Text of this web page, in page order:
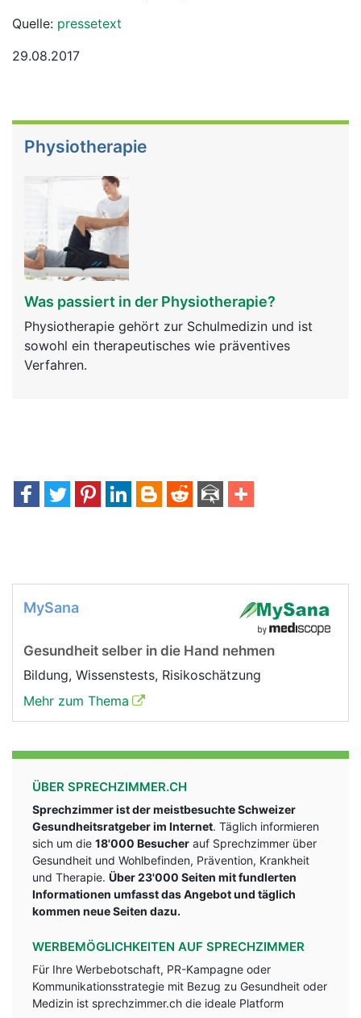
Quelle: pressetext
29.08.2017
Physiotherapie
Was passiert in der Physiotherapie?
Physiotherapie gehört zur Schulmedizin und ist
sowohl ein therapeutisches wie präventives
Verfahren.
MySana
Gesundheit selber in die Hand nehmen
Bildung, Wissenstests, Risikoschätzung
Mehr zum Thema
ÜBER SPRECHZIMMER.CH
Sprechzimmer ist der meistbesuchte Schweizer
Gesundheitsratgeber im Internet. Täglich informieren
sich um die 18'000 Besucher auf Sprechzimmer über
Gesundheit und Wohlbefinden, Prävention, Krankheit
und Therapie. Über 23'000 Seiten mit fundlerten
Informationen umfasst das Angebot und täglich
kommen neue Seiten dazu.
WERBEMÖGLICHKEITEN AUF SPRECHZIMMER
Für Ihre Werbebotschaft, PR-Kampagne oder
Kommunikationsstrategie mit Bezug zu Gesundheit oder
Medizin ist sprechzimmer.ch die ideale Platform